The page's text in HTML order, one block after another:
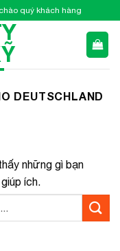
quý khách hàng
DEUTSCHLAND
những gì bạn
ích.